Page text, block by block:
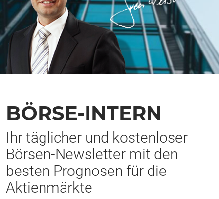
BÖRSE-INTERN
Ihr täglicher und kostenloser
Börsen-Newsletter mit den
besten Prognosen für die
Aktienmärkte